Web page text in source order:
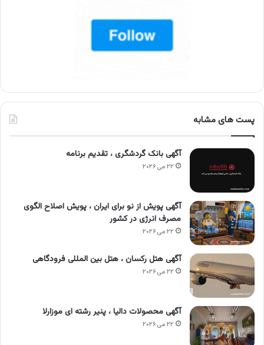
پست های مشابه
آگهی بانک گردشگری ، تقدیم برنامه
۲۲ می ۲۰۲۶
آگهی پویش از نو برای ایران ، پویش اصلاح الگوی
مصرف انرژی در کشور
۲۲ می ۲۰۲۶
آگهی هتل رکسان ، هتل بین المللی فرودگاهی
۲۲ می ۲۰۲۶
آگهی محصولات دالیا ، پنیر رشته ای موزارلا
۲۲ می ۲۰۲۶